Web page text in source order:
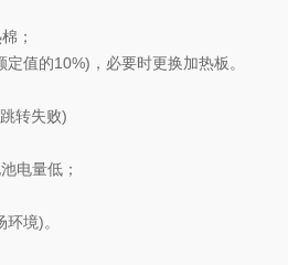
；
的10%)，必要时更换加热板。
转失败)
电量低；
境)。